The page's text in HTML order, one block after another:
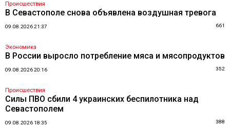
Происшествия
В Севастополе снова объявлена воздушная тревога
09.08.2026 21:37 661
Экономика
В России выросло потребление мяса и мясопродуктов
09.08.2026 20:16 352
Происшествия
Силы ПВО сбили 4 украинских беспилотника над
Севастополем
09.08.2026 18:35 388